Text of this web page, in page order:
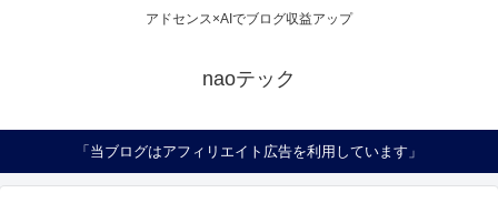
アドセンス×AIでブログ収益アップ
naoテック
「当ブログはアフィリエイト広告を利用しています」